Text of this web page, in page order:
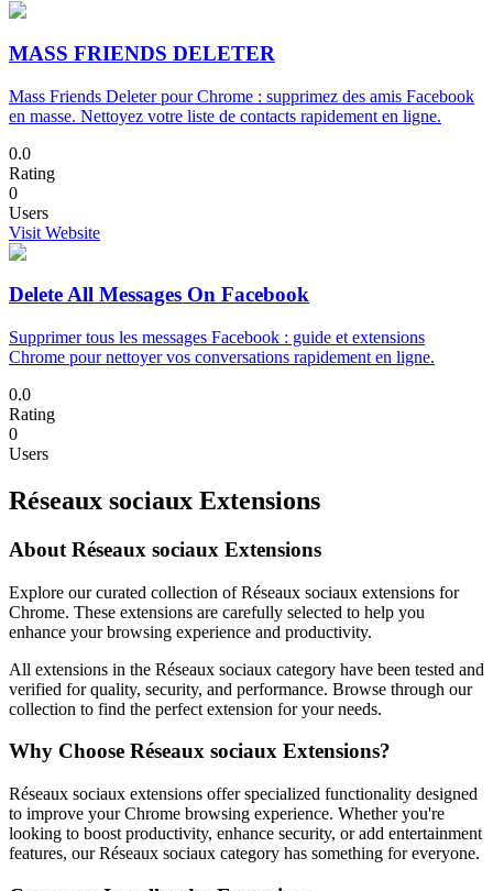
MASS FRIENDS DELETER
Mass Friends Deleter pour Chrome : supprimez des amis Facebook
en masse. Nettoyez votre liste de contacts rapidement en ligne.
0.0
Rating
0
Users
Visit Website
Delete All Messages On Facebook
Supprimer tous les messages Facebook : guide et extensions
Chrome pour nettoyer vos conversations rapidement en ligne.
0.0
Rating
0
Users
Réseaux sociaux Extensions
About Réseaux sociaux Extensions
Explore our curated collection of Réseaux sociaux extensions for
Chrome. These extensions are carefully selected to help you
enhance your browsing experience and productivity.
All extensions in the Réseaux sociaux category have been tested and
verified for quality, security, and performance. Browse through our
collection to find the perfect extension for your needs.
Why Choose Réseaux sociaux Extensions?
Réseaux sociaux extensions offer specialized functionality designed
to improve your Chrome browsing experience. Whether you're
looking to boost productivity, enhance security, or add entertainment
features, our Réseaux sociaux category has something for everyone.